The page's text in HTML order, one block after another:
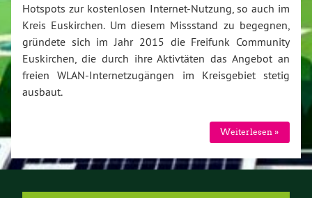
Hotspots zur kostenlosen Internet-Nutzung, so auch im
Kreis Euskirchen. Um diesem Missstand zu begegnen,
gründete sich im Jahr 2015 die Freifunk Community
Euskirchen, die durch ihre Aktivtäten das Angebot an
freien WLAN-Internetzugängen im Kreisgebiet stetig
ausbaut.
Weiterlesen »